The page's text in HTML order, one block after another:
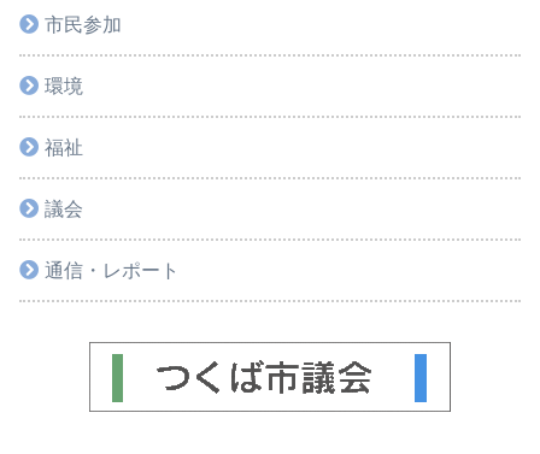
市民参加
環境
福祉
議会
通信・レポート